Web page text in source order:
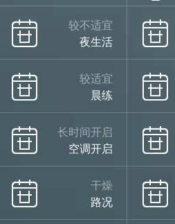
较不适宜
夜生活
较适宜
晨练
长时间开启
空调开启
干燥
路况